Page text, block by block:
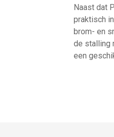
Naast dat
praktisch
brom- en
de stalling
een